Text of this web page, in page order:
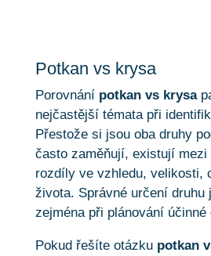
Potkan vs krysa
Porovnání potkan vs krysa
nejčastější témata při
Přestože si jsou oba druhy
často zaměňují, existují mezi
rozdíly ve vzhledu, velikosti,
života. Správné určení druhu
zejména při plánování účinné
Pokud řešíte otázku potkan